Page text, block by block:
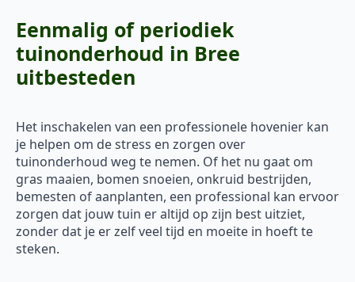
Eenmalig of periodiek
tuinonderhoud in Bree
uitbesteden
Het inschakelen van een professionele hovenier kan
je helpen om de stress en zorgen over
tuinonderhoud weg te nemen. Of het nu gaat om
gras maaien, bomen snoeien, onkruid bestrijden,
bemesten of aanplanten, een professional kan ervoor
zorgen dat jouw tuin er altijd op zijn best uitziet,
zonder dat je er zelf veel tijd en moeite in hoeft te
steken.